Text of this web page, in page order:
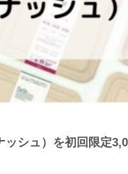
ッシュ）を初回限定